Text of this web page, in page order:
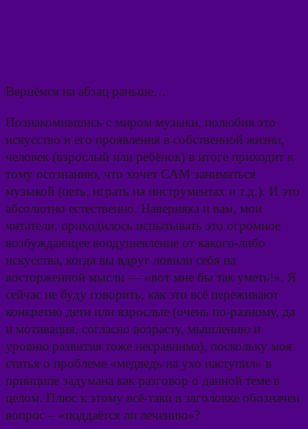
Вернёмся на абзац раньше…
Познакомившись с миром музыки, полюбив это
искусство и его проявления в собственной жизни,
человек (взрослый или ребёнок) в итоге приходит к
тому осознанию, что хочет САМ заниматься
музыкой (петь, играть на инструментах и т.д.). И это
абсолютно естественно. Наверняка и вам, мои
читатели, приходилось испытывать это огромное
возбуждающее воодушевление от какого-либо
искусства, когда вы вдруг ловили себя на
восторженной мысли — «вот мне бы так уметь!». Я
сейчас не буду говорить, как это всё переживают
конкретно дети или взрослые (очень по-разному, да
и мотивация, согласно возрасту, мышлению и
уровню развития тоже несравнима), поскольку моя
статья о проблеме «медведь на ухо наступил» в
принципе задумана как разговор о данной теме в
целом. Плюс к этому всё-таки в заголовке обозначен
вопрос – «поддаётся ли лечению»?